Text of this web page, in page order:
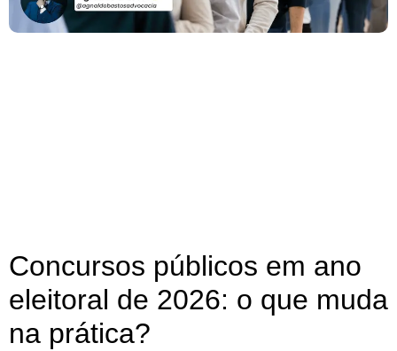
Concursos públicos em ano
eleitoral de 2026: o que muda
na prática?